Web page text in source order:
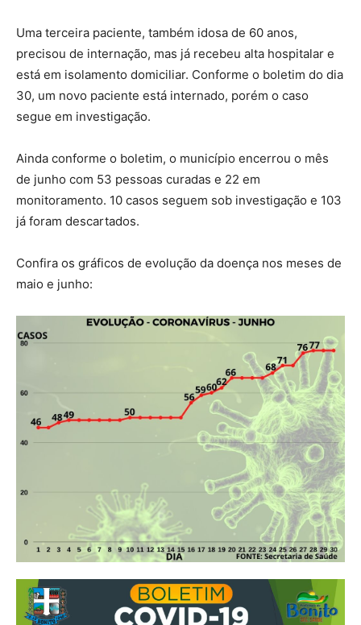
Uma terceira paciente, também idosa de 60 anos,
precisou de internação, mas já recebeu alta hospitalar e
está em isolamento domiciliar. Conforme o boletim do dia
30, um novo paciente está internado, porém o caso
segue em investigação.
Ainda conforme o boletim, o município encerrou o mês
de junho com 53 pessoas curadas e 22 em
monitoramento. 10 casos seguem sob investigação e 103
já foram descartados.
Confira os gráficos de evolução da doença nos meses de
maio e junho: